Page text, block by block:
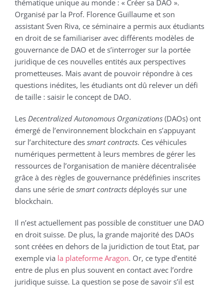
thématique unique au monde : « Créer sa DAO ».
Organisé par la Prof. Florence Guillaume et son
assistant Sven Riva, ce séminaire a permis aux étudiants
en droit de se familiariser avec différents modèles de
gouvernance de DAO et de s’interroger sur la portée
juridique de ces nouvelles entités aux perspectives
prometteuses. Mais avant de pouvoir répondre à ces
questions inédites, les étudiants ont dû relever un défi
de taille : saisir le concept de DAO.
Les Decentralized Autonomous Organizations (DAOs) ont
émergé de l’environnement blockchain en s’appuyant
sur l’architecture des smart contracts. Ces véhicules
numériques permettent à leurs membres de gérer les
ressources de l’organisation de manière décentralisée
grâce à des règles de gouvernance prédéfinies inscrites
dans une série de smart contracts déployés sur une
blockchain.
Il n’est actuellement pas possible de constituer une DAO
en droit suisse. De plus, la grande majorité des DAOs
sont créées en dehors de la juridiction de tout Etat, par
exemple via la plateforme Aragon. Or, ce type d’entité
entre de plus en plus souvent en contact avec l’ordre
juridique suisse. La question se pose de savoir s’il est